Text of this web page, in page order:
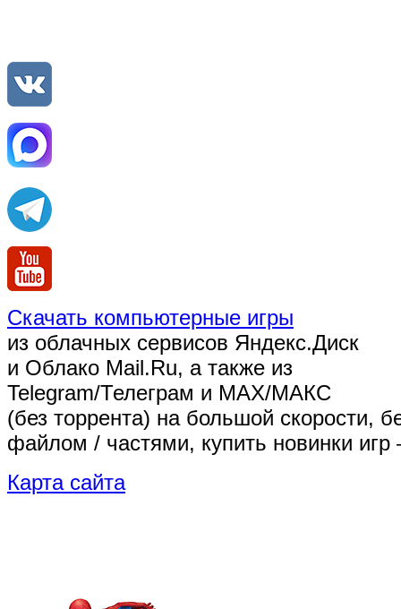
Скачать компьютерные игры
из облачных сервисов Яндекс.Диск
и Облако Mail.Ru, а также из
Telegram/Телеграм и MAX/МАКС
(без торрента) на большой скорости,
файлом / частями, купить новинки
Карта сайта